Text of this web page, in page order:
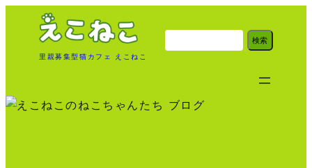
ッ
里親募集型猫カフェ えこねこ
検
索
検索